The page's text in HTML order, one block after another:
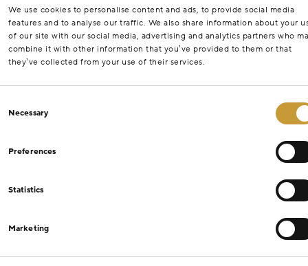
We use cookies to personalise content and ads, to provide social media
features and to analyse our traffic. We also share information about your
of our site with our social media, advertising and analytics partners who
combine it with other information that you’ve provided to them or that
they’ve collected from your use of their services.
Selection
Necessary
Preferences
Statistics
Marketing